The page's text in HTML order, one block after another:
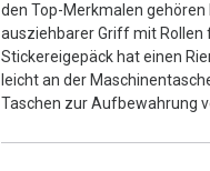
den Top-Merkmalen
ausziehbarer Griff mit Rollen
Stickereigepäck hat einen
leicht an der
Taschen zur Aufbewahrung